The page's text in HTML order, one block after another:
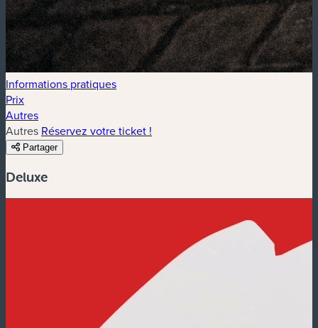
Informations pratiques
Prix
Autres
Autres Réservez votre ticket !
Partager
Deluxe